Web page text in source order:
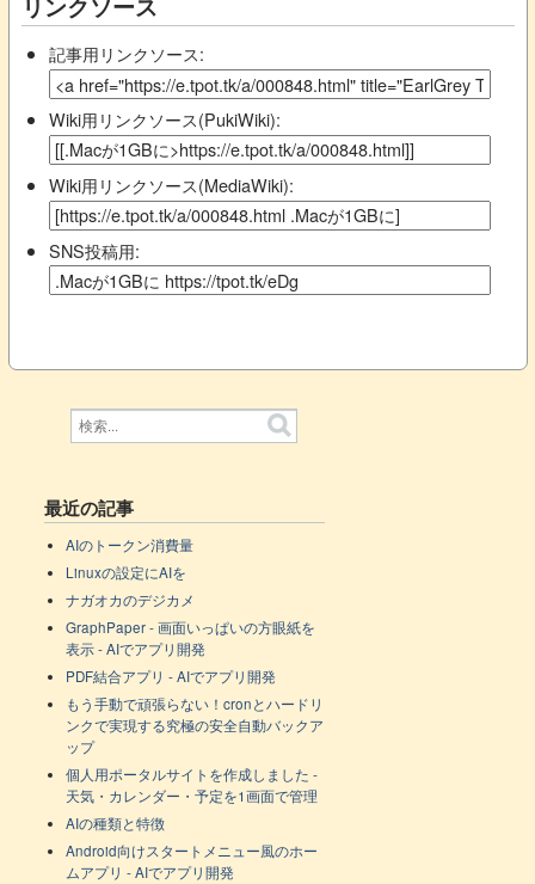
記事用リンクソース:
Wiki用リンクソース(PukiWiki):
Wiki用リンクソース(MediaWiki):
SNS投稿用:
最近の記事
AIのトークン消費量
Linuxの設定にAIを
ナガオカのデジカメ
GraphPaper - 画面いっぱいの方眼紙を
表示 - AIでアプリ開発
PDF結合アプリ - AIでアプリ開発
もう手動で頑張らない！cronとハードリ
ンクで実現する究極の安全自動バックア
ップ
個人用ポータルサイトを作成しました -
天気・カレンダー・予定を1画面で管理
AIの種類と特徴
Android向けスタートメニュー風のホー
ムアプリ - AIでアプリ開発